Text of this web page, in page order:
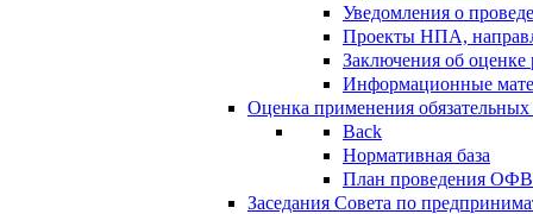
Уведомления о
Проекты НПА,
Заключения об
Информационные
Оценка применения
Back
Нормативная база
План проведения
Заседания Совета по